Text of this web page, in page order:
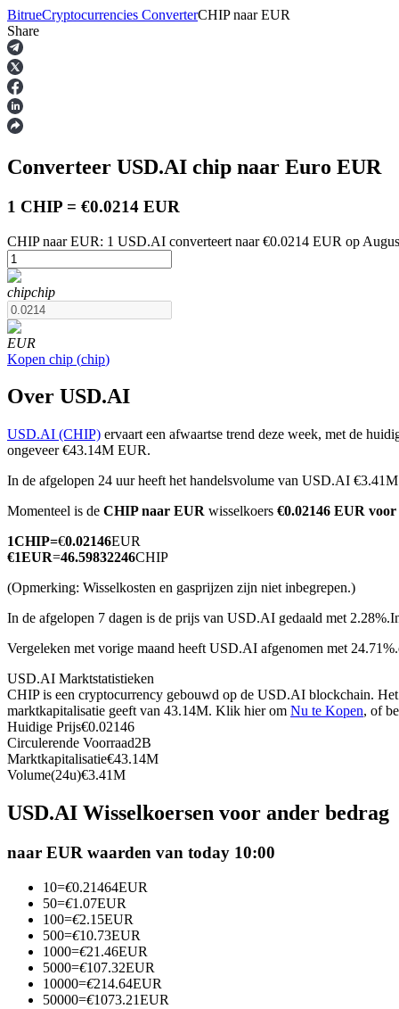
Termijncontracten
USDT-futures
Futures met USDT als onderpand
COIN-M-futures
Cryptocurrency-futures
Futures met USDC als onderpand
Kopiëren Handel
BitrueCryptocurrencies ConverterCHIP naar EUR
Share
Converteer USD.AI chip naar Euro EUR
1 CHIP = €0.0214 EUR
CHIP naar EUR: 1 USD.AI converteert naar €0.0214 EUR op
chipchip
EUR
Kopen chip (chip)
Over USD.AI
USD.AI (CHIP) ervaart een afwaartse trend deze week, met de
ongeveer €43.14M EUR.
In de afgelopen 24 uur heeft het handelsvolume van USD.AI
Momenteel is de CHIP naar EUR wisselkoers €0.02146 EUR
1CHIP=€0.02146EUR
€1EUR=46.59832246CHIP
(Opmerking: Wisselkosten en gasprijzen zijn niet inbegrepen.)
In de afgelopen 7 dagen is de prijs van USD.AI gedaald met 2.28%.
Vergeleken met vorige maand heeft USD.AI afgenomen met
USD.AI Marktstatistieken
CHIP is een cryptocurrency gebouwd op de USD.AI blockchain.
marktkapitalisatie geeft van 43.14M. Klik hier om Nu te Kopen, of
Huidige Prijs€0.02146
Circulerende Voorraad2B
Marktkapitalisatie€43.14M
Volume(24u)€3.41M
USD.AI Wisselkoersen voor ander bedrag
naar EUR waarden van today 10:00
10=€0.21464EUR
50=€1.07EUR
100=€2.15EUR
500=€10.73EUR
1000=€21.46EUR
5000=€107.32EUR
10000=€214.64EUR
50000=€1073.21EUR